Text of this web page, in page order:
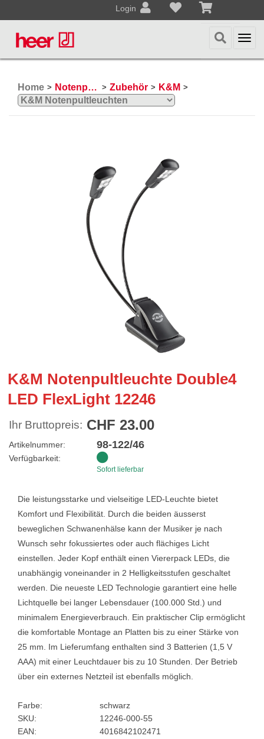
Login
Home > Notenpulte / Metronome > Zubehör > K&M >
K&M Notenpultleuchte Double4
LED FlexLight 12246
Ihr Bruttopreis: CHF 23.00
Artikelnummer: 98-122/46
Verfügbarkeit:
Sofort lieferbar
Die leistungsstarke und vielseitige LED-Leuchte bietet
Komfort und Flexibilität. Durch die beiden äusserst
beweglichen Schwanenhälse kann der Musiker je nach
Wunsch sehr fokussiertes oder auch flächiges Licht
einstellen. Jeder Kopf enthält einen Viererpack LEDs, die
unabhängig voneinander in 2 Helligkeitsstufen geschaltet
werden. Die neueste LED Technologie garantiert eine helle
Lichtquelle bei langer Lebensdauer (100.000 Std.) und
minimalem Energieverbrauch. Ein praktischer Clip ermöglicht
die komfortable Montage an Platten bis zu einer Stärke von
25 mm. Im Lieferumfang enthalten sind 3 Batterien (1,5 V
AAA) mit einer Leuchtdauer bis zu 10 Stunden. Der Betrieb
über ein externes Netzteil ist ebenfalls möglich.
Farbe:
schwarz
SKU:
12246-000-55
EAN:
4016842102471